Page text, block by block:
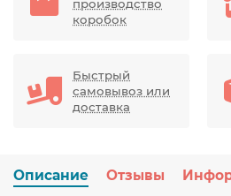
производство
коробок
Быстрый
самовывоз или
доставка
Описание Отзывы